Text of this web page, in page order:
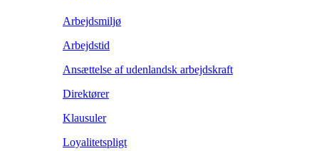
Arbejdsmiljø
Arbejdstid
Ansættelse af udenlandsk arbejdskraft
Direktører
Klausuler
Loyalitetspligt